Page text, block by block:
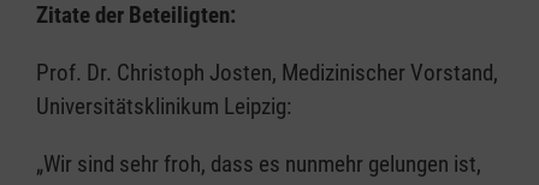
Zitate der Beteiligten:
Prof. Dr. Christoph Josten, Medizinischer Vorstand,
Universitätsklinikum Leipzig:
„Wir sind sehr froh, dass es nunmehr gelungen ist,